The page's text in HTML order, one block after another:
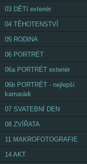
03 DĚTI exteriér
04 TĚHOTENSTVÍ
05 RODINA
06 PORTRÉT
06a PORTRÉT exteriér
06b PORTRÉT - nejlepší
kamarádi
07 SVATEBNÍ DEN
08 ZVÍŘATA
11 MAKROFOTOGRAFIE
14 AKT